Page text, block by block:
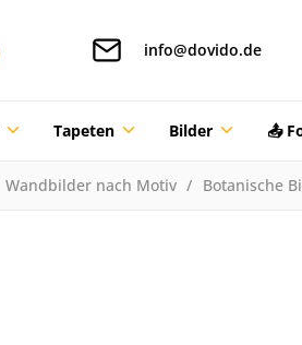
info@dovido.de
Tapeten Bilder 📤
Wandbilder nach Motiv Botanische